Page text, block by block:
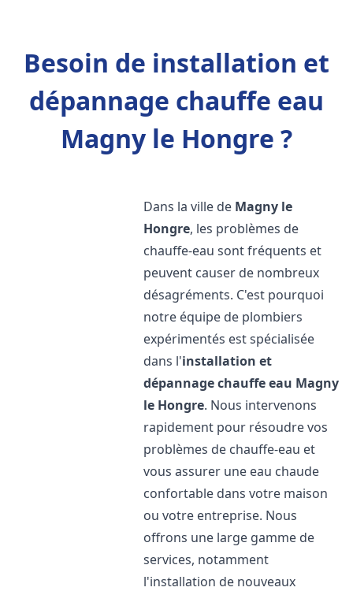
Besoin de installation et
dépannage chauffe eau
Magny le Hongre ?
Dans la ville de Magny le
Hongre, les problèmes de
chauffe-eau sont fréquents et
peuvent causer de nombreux
désagréments. C'est pourquoi
notre équipe de plombiers
expérimentés est spécialisée
dans l'installation et
dépannage chauffe eau Magny
le Hongre. Nous intervenons
rapidement pour résoudre vos
problèmes de chauffe-eau et
vous assurer une eau chaude
confortable dans votre maison
ou votre entreprise. Nous
offrons une large gamme de
services, notamment
l'installation de nouveaux